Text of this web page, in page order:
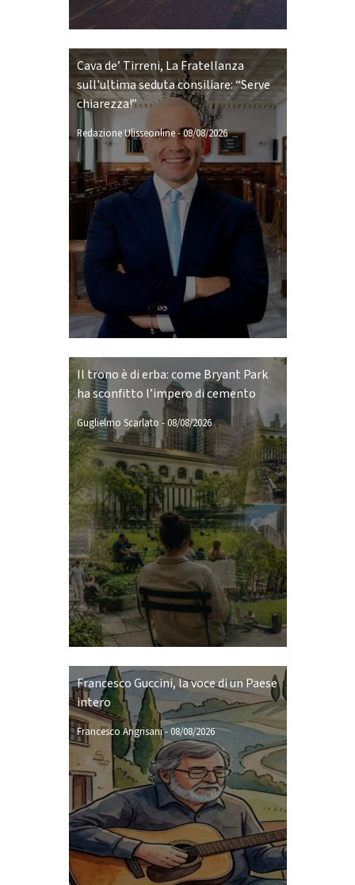
Cava de’ Tirreni, La Fratellanza
sull'ultima seduta consiliare: “Serve
chiarezza!”
Redazione Ulisseonline-08/08/2026
Il trono è di erba: come Bryant Park
ha sconfitto l’impero di cemento
Guglielmo Scarlato -08/08/2026
Francesco Guccini, la voce di un Paese
intero
Francesco Angrisani-08/08/2026